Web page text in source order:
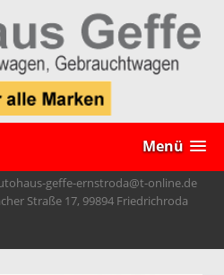
Menü
geffe-ernstroda@t-online.de
Straße 17, 99894 Friedrichroda